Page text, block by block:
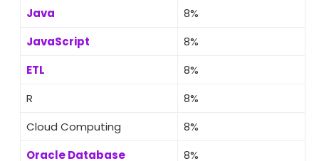
Java
8%
JavaScript
8%
ETL
8%
R
8%
Cloud Computing
8%
Oracle Database
8%